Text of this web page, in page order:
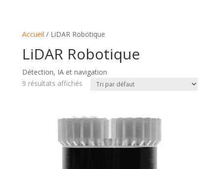
Accueil / LiDAR Robotique
LiDAR Robotique
Détection, IA et navigation
9 résultats affichés